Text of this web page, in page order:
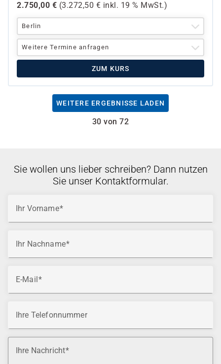
2.750,00 € (3.272,50 € inkl. 19 % MwSt.)
Berlin
Weitere Termine anfragen
ZUM KURS
WEITERE ERGEBNISSE LADEN
30 von 72
Sie wollen uns lieber schreiben? Dann nutzen
Sie unser Kontaktformular.
Ihr Vorname
Ihr Nachname
E-Mail
Ihre Telefonnummer
Ihre Nachricht